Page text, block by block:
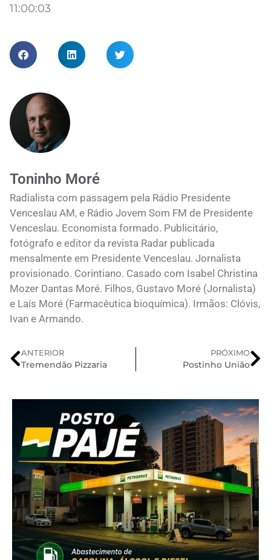
11:00:03
Toninho Moré
Radialista com passagem pela Rádio Presidente
Venceslau AM, e Rádio Jovem Som FM de Presidente
Venceslau. Economista formado. Publicitário,
fotógrafo e editor da revista Radar publicada
mensalmente em Presidente Venceslau. Jornalista
provisionado. Corintiano. Casado com Isabel Christina
Mozer Dantas Moré. Filhos, Gustavo Moré (Jornalista)
e Laís Moré (Farmacêutica bioquímica). Irmãos: Clóvis,
Ivan e Armando.
ANTERIOR
Tremendão Pizzaria
PRÓXIMO
Postinho União